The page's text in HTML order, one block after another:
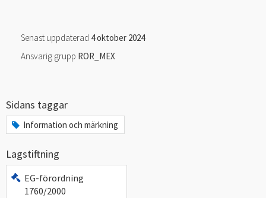
Senast uppdaterad 4 oktober 2024
Ansvarig grupp ROR_MEX
Sidans taggar
Information och märkning
Lagstiftning
EG-förordning
1760/2000